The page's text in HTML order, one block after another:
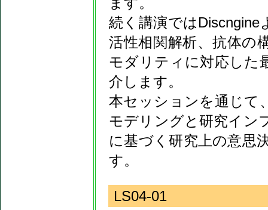
続く講演では
活性相関解析、抗体の
モダリティに対応した
介します。
本セッションを通じて
モデリングと研究イン
に基づく研究上の意思
す。
LS04-01